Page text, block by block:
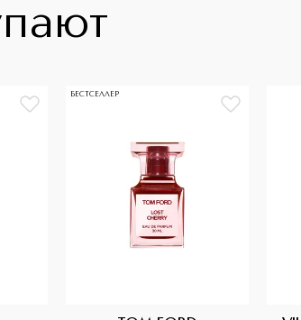
БЕСТСЕЛЛЕР